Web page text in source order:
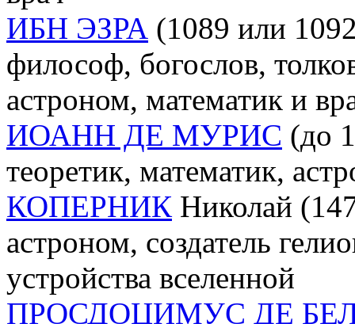
ИБН ЭЗРА (1089 или
философ, богослов,
астроном, математик и
ИОАНН ДЕ МУРИС (до
теоретик, математик,
КОПЕРНИК Николай
астроном, создатель
устройства вселенной
ПРОСДОЦИМУС ДЕ